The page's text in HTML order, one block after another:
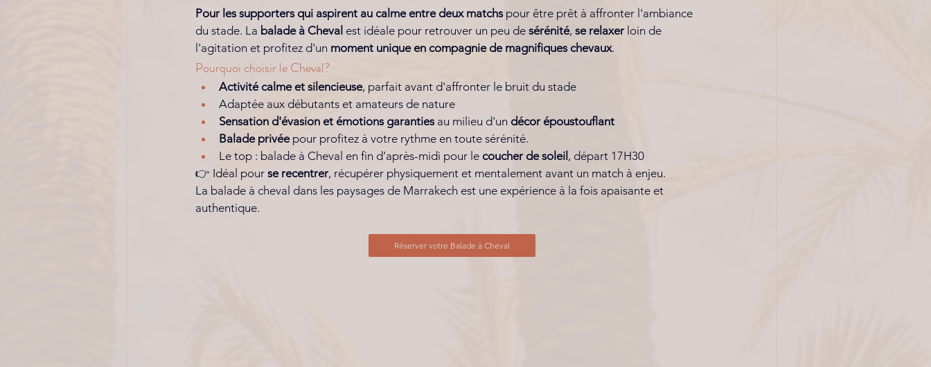
Pour les supporters qui aspirent au calme entre deux matchs pour être prêt à affronter l'ambiance
du stade. La balade à Cheval est idéale pour retrouver un peu de sérénité, se relaxer loin de
l'agitation et profitez d'un moment unique en compagnie de magnifiques chevaux.
Pourquoi choisir le Cheval?
Activité calme et silencieuse, parfait avant d'affronter le bruit du stade
Adaptée aux débutants et amateurs de nature
Sensation d'évasion et émotions garanties au milieu d'un décor époustouflant
Balade privée pour profitez à votre rythme en toute sérénité.
Le top : balade à Cheval en fin d’après-midi pour le coucher de soleil , départ 17H30
👉 Idéal pour se recentrer, récupérer physiquement et mentalement avant un match à enjeu.
La balade à cheval dans les paysages de Marrakech est une expérience à la fois apaisante et
authentique.
Réserver votre Balade à Cheval